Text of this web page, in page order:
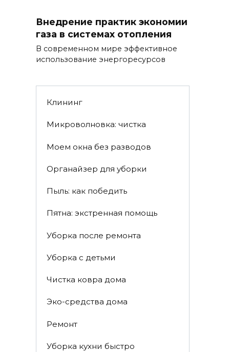
Внедрение практик экономии
газа в системах отопления
В современном мире эффективное
использование энергоресурсов
Клининг
Микроволновка: чистка
Моем окна без разводов
Органайзер для уборки
Пыль: как победить
Пятна: экстренная помощь
Уборка после ремонта
Уборка с детьми
Чистка ковра дома
Эко-средства дома
Ремонт
Уборка кухни быстро